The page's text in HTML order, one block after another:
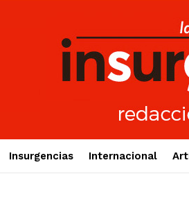
Insurgencias Internacional